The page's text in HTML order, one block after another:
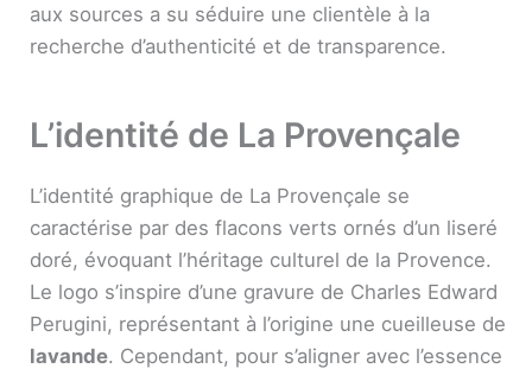
aux sources a su séduire une clientèle à la
recherche d’authenticité et de transparence.
L’identité de La Provençale
L’identité graphique de La Provençale se
caractérise par des flacons verts ornés d’un liseré
doré, évoquant l’héritage culturel de la Provence.
Le logo s’inspire d’une gravure de Charles Edward
Perugini, représentant à l’origine une cueilleuse de
lavande. Cependant, pour s’aligner avec l’essence